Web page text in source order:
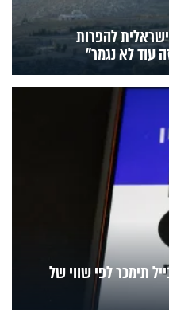
להפרות
עוד לא נגמר"
תימכר לפי שווי של